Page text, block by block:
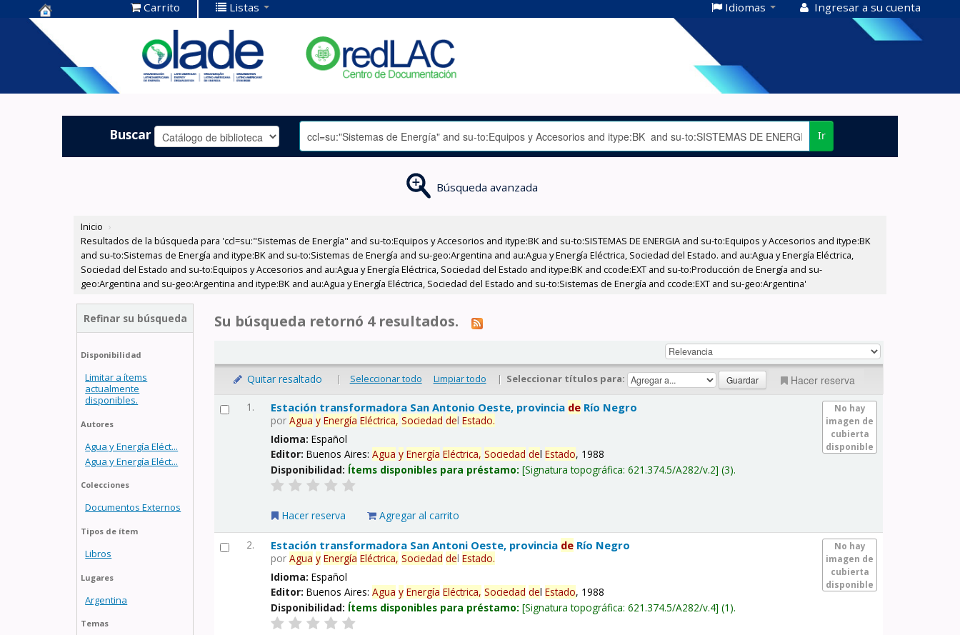
Centro de
Documentación
OLADE -
Carrito Listas Idiomas Ingresar a su cuenta
Buscar Ir
Búsqueda avanzada
Inicio ›
Resultados de la búsqueda para 'ccl=su:"Sistemas de Energía" and su-to:Equipos y Accesorios and itype:BK and su-to:SISTEMAS DE ENERGIA and su-to:Equipos y Accesorios and itype:BK
and su-to:Sistemas de Energía and itype:BK and su-to:Sistemas de Energía and su-geo:Argentina and au:Agua y Energía Eléctrica, Sociedad del Estado. and au:Agua y Energía Eléctrica,
Sociedad del Estado and su-to:Equipos y Accesorios and au:Agua y Energía Eléctrica, Sociedad del Estado and itype:BK and ccode:EXT and su-to:Producción de Energía and su-
geo:Argentina and su-geo:Argentina and itype:BK and au:Agua y Energía Eléctrica, Sociedad del Estado and su-to:Sistemas de Energía and ccode:EXT and su-geo:Argentina'
Refinar su búsqueda
Disponibilidad
Limitar a ítems
actualmente
disponibles.
Autores
Agua y Energía Eléct...
Agua y Energía Eléct...
Colecciones
Documentos Externos
Tipos de ítem
Libros
Lugares
Argentina
Temas
Su búsqueda retornó 4 resultados.
Quitar resaltado | Seleccionar todo Limpiar todo | Seleccionar títulos para: Hacer reserva
1.
No hay
imagen de
cubierta
disponible
Estación transformadora San Antonio Oeste, provincia de Río Negro
porAgua y Energía Eléctrica, Sociedad delEstado.
Idioma:Español
Editor:Buenos Aires:Agua y Energía Eléctrica, Sociedad delEstado, 1988
Disponibilidad: Ítems disponibles para préstamo: Signatura topográfica:621.374.5/A282/v.2 (3).
Hacer reserva Agregar al carrito
2.
No hay
imagen de
cubierta
disponible
Estación transformadora San Antoni Oeste, provincia de Río Negro
porAgua y Energía Eléctrica, Sociedad delEstado.
Idioma:Español
Editor:Buenos Aires:Agua y Energía Eléctrica, Sociedad delEstado, 1988
Disponibilidad: Ítems disponibles para préstamo: Signatura topográfica:621.374.5/A282/v.4 (1).